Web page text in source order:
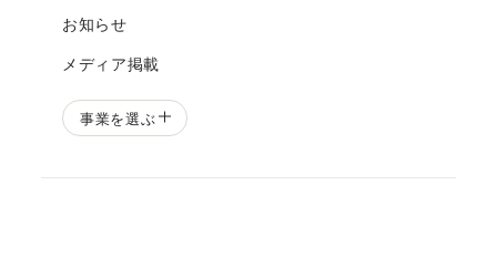
お知らせ
メディア掲載
事業を選ぶ